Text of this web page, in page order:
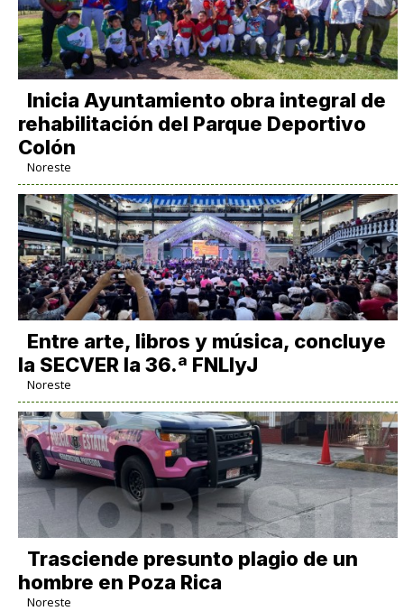
Inicia Ayuntamiento obra integral de
rehabilitación del Parque Deportivo
Colón
Noreste
Entre arte, libros y música, concluye
la SECVER la 36.ª FNLIyJ
Noreste
Trasciende presunto plagio de un
hombre en Poza Rica
Noreste